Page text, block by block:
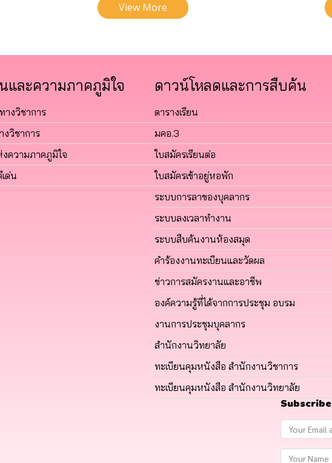
View More
และความภาคภูมิใจ
างวิชาการ
งวิชาการ
งความภาคภูมิใจ
ด่น
ดาวน์โหลดและการสืบค้น
ตารางเรียน
มคอ.3
ใบสมัครเรียนต่อ
ใบสมัครเข้าอยู่หอพัก
ระบบการลาของบุคลากร
ระบบลงเวลาทำงาน
ระบบสืบค้นงานห้องสมุด
คำร้องงานทะเบียนและวัดผล
ข่าวการสมัครงานและอาชีพ
องค์ความรู้ที่ได้จากการประชุม อบรม
งานการประชุมบุคลากร
สำนักงานวิทยาลัย
ทะเบียนคุมหนังสือ สำนักงานวิชาการ
ทะเบียนคุมหนังสือ สำนักงานวิทยาลัย
Subscribe